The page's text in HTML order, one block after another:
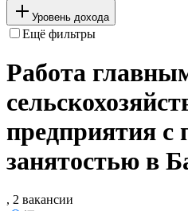
Уровень дохода
Ещё фильтры
Работа
предприятия с
занятостью в
, 2 вакансии